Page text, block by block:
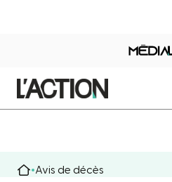
Avis de décès